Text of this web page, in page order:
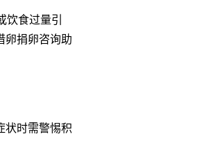
食过量引
卵捐卵咨询助
状时需警惕积